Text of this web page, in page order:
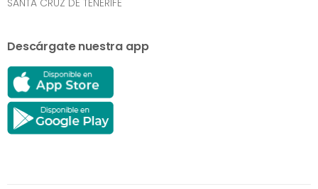
Descárgate nuestra app